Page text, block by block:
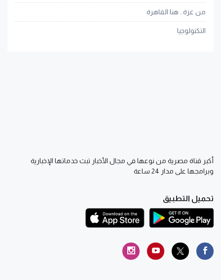
من غزة.. هنا القاهرة
التكنولوجيا
أكبر قناة مصرية من نوعها في مجال الأخبار تبث خدماتها الإخبارية
وبرامجها على مدار 24 ساعة
تحميل التطبيق